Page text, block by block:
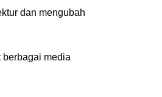
dan mengubah
berbagai media